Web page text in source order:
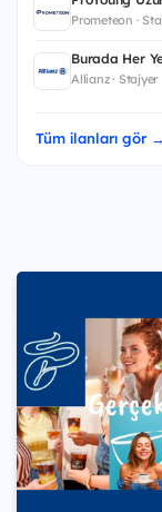
Prometeon ·
Burada Her
Allianz · Stajyer
Tüm ilanları gör →